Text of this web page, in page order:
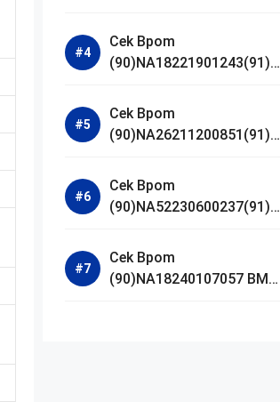
Cek Bpom
(90)NA18221901243(91)25
Serum
Cek Bpom
(90)NA26211200851(91)24
Madagascar Centella
Ampoule Foam
Cek Bpom
(90)NA52230600237(91)09
De Parfum
Cek Bpom
(90)NA18240107057 BMG